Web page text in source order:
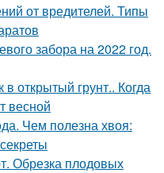
от вредителей. Типы
забора на 2022 год.
открытый грунт.. Когда
весной
Чем полезна хвоя:
Обрезка плодовых